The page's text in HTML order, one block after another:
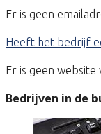
Er is geen
Heeft het bedrijf
Er is geen
Bedrijven in de